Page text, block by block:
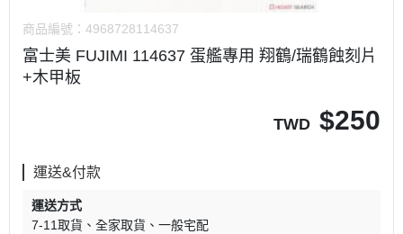
商品編號： 4968728114637
富士美 FUJIMI 114637 蛋艦專用 翔鶴/瑞鶴蝕刻片
+木甲板
TWD $250
運送&付款
運送方式
7-11取貨
全家取貨
一般宅配